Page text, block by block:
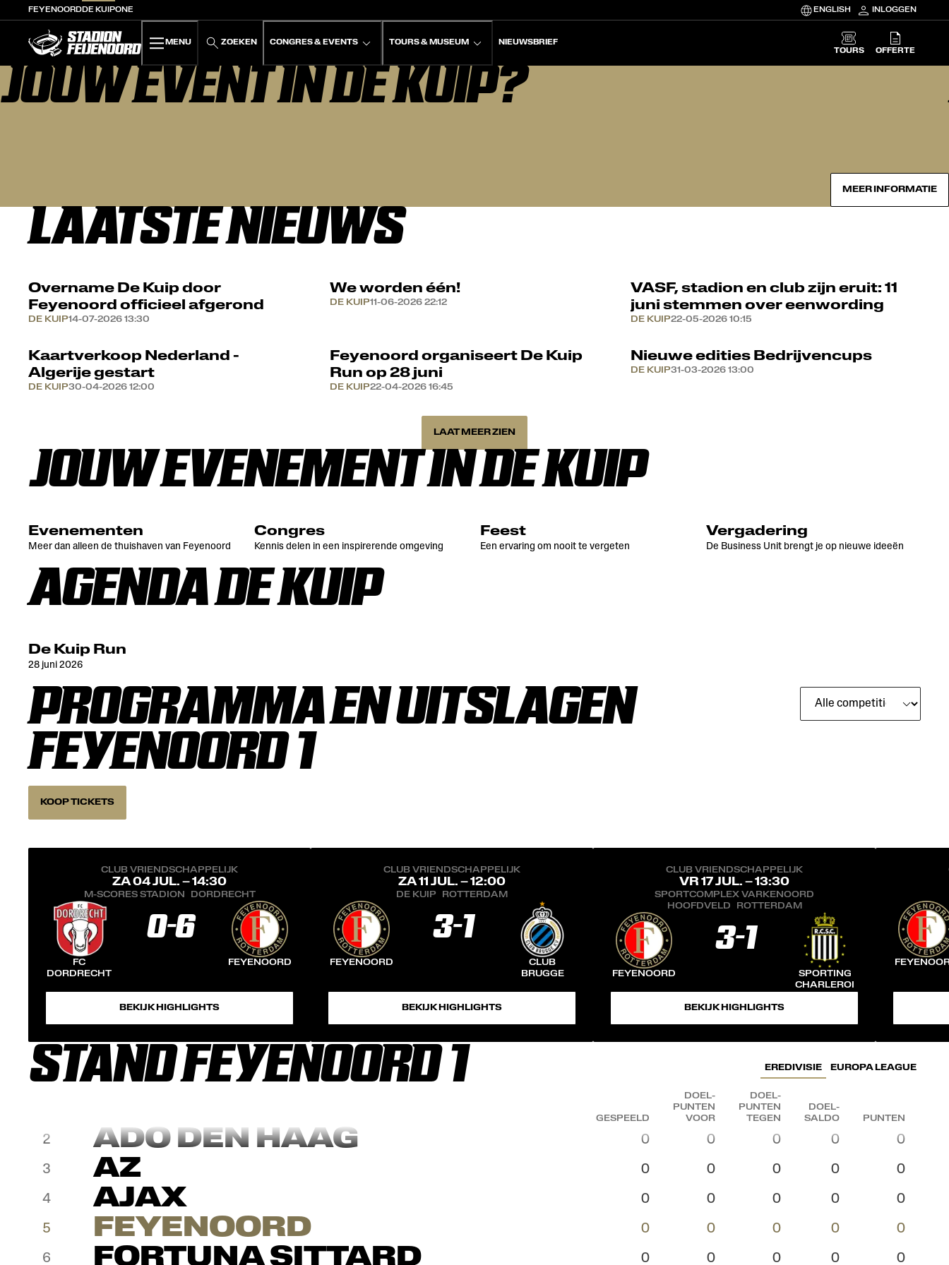
FEYENOORDDE KUIPONE ENGLISH INLOGGEN
De Kuip home
MENU ZOEKEN CONGRES & EVENTS TOURS & MUSEUM
NIEUWSBRIEF
TOURS
OFFERTE
JOUW EVENT IN DE KUIP?
MEER INFORMATIE
LAATSTE NIEUWS
Overname De Kuip door
Feyenoord officieel afgerond
DE KUIP14-07-2026 13:30
We worden één!
DE KUIP11-06-2026 22:12
VASF, stadion en club zijn eruit: 11
juni stemmen over eenwording
DE KUIP22-05-2026 10:15
Kaartverkoop Nederland -
Algerije gestart
DE KUIP30-04-2026 12:00
Feyenoord organiseert De Kuip
Run op 28 juni
DE KUIP22-04-2026 16:45
Nieuwe edities Bedrijvencups
DE KUIP31-03-2026 13:00
LAAT MEER ZIEN
JOUW EVENEMENT IN DE KUIP
Evenementen
Meer dan alleen de thuishaven van Feyenoord
Congres
Kennis delen in een inspirerende omgeving
Feest
Een ervaring om nooit te vergeten
Vergadering
De Business Unit brengt je op nieuwe ideeën
AGENDA DE KUIP
De Kuip Run
28 juni 2026
PROGRAMMA EN UITSLAGEN
FEYENOORD 1
KOOP TICKETS
CLUB VRIENDSCHAPPELIJK
ZA 04 JUL. – 14:30
M-SCORES STADION DORDRECHT
FC
DORDRECHT
0-6
FEYENOORD
BEKIJK HIGHLIGHTS
CLUB VRIENDSCHAPPELIJK
ZA 11 JUL. – 12:00
DE KUIP ROTTERDAM
FEYENOORD
3-1
CLUB
BRUGGE
BEKIJK HIGHLIGHTS
CLUB VRIENDSCHAPPELIJK
VR 17 JUL. – 13:30
SPORTCOMPLEX VARKENOORD
HOOFDVELD
ROTTERDAM
FEYENOORD
3-1
SPORTING
CHARLEROI
BEKIJK HIGHLIGHTS
STAND FEYENOORD 1 EREDIVISIE EUROPA LEAGUE
GESPEELD
DOEL­
PUNTEN
VOOR
DOEL­
PUNTEN
TEGEN
DOEL­
SALDO
PUNTEN
2 ADO DEN HAAG 0 0 0 0 0
3 AZ 0 0 0 0 0
4 AJAX 0 0 0 0 0
5 FEYENOORD 0 0 0 0 0
6 FORTUNA SITTARD 0 0 0 0 0